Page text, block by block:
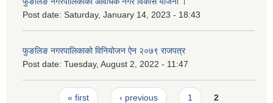
Post date: Saturday, January 14, 2023 - 18:43
फुङलिङ नगरपालिकाको विनियोजन ऐन २०७९ राजपत्र
Post date: Tuesday, August 2, 2022 - 11:47
Pages« first ‹ previous 1 2